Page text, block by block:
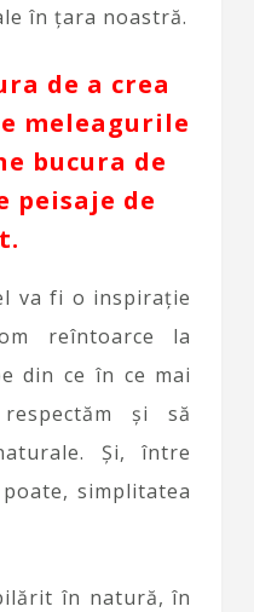
în țara noastră.
de a crea
meleagurile
bucura de
peisaje de
va fi o inspirație
reîntoarce la
din ce în ce mai
și să
Și, între
simplitatea
în natură, în